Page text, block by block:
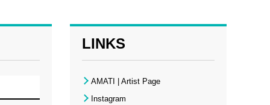
LINKS
AMATI | Artist Page
Instagram